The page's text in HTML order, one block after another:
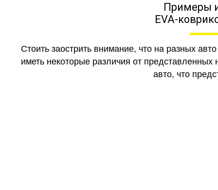
Примеры
EVA-
Стоить заострить внимание, что на разных
иметь некоторые различия от
авто, что